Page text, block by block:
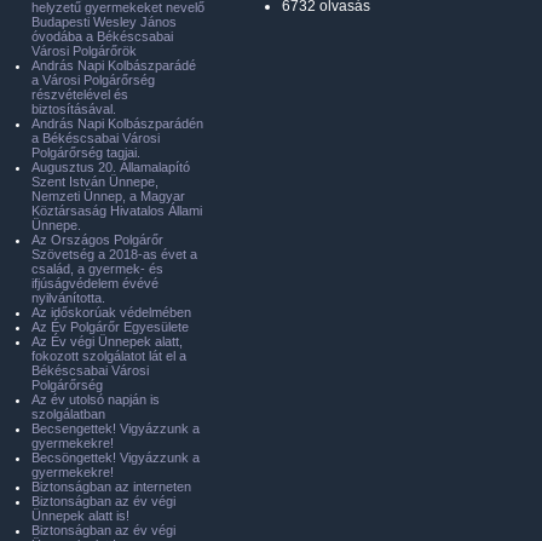
6732 olvasás
helyzetű gyermekeket nevelő
Budapesti Wesley János
óvodába a Békéscsabai
Városi Polgárőrök
András Napi Kolbászparádé
a Városi Polgárőrség
részvételével és
biztosításával.
András Napi Kolbászparádén
a Békéscsabai Városi
Polgárőrség tagjai.
Augusztus 20. Államalapító
Szent István Ünnepe,
Nemzeti Ünnep, a Magyar
Köztársaság Hivatalos Állami
Ünnepe.
Az Országos Polgárőr
Szövetség a 2018-as évet a
család, a gyermek- és
ifjúságvédelem évévé
nyilvánította.
Az időskorúak védelmében
Az Év Polgárőr Egyesülete
Az Év végi Ünnepek alatt,
fokozott szolgálatot lát el a
Békéscsabai Városi
Polgárőrség
Az év utolsó napján is
szolgálatban
Becsengettek! Vigyázzunk a
gyermekekre!
Becsöngettek! Vigyázzunk a
gyermekekre!
Biztonságban az interneten
Biztonságban az év végi
Ünnepek alatt is!
Biztonságban az év végi